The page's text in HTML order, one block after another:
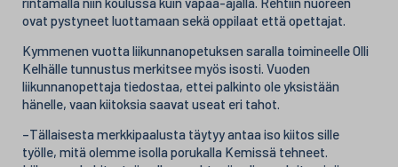
ovat pystyneet luottamaan sekä oppilaat että opettajat.
Kymmenen vuotta liikunnanopetuksen saralla toimineelle Olli
Kelhälle tunnustus merkitsee myös isosti. Vuoden
liikunnanopettaja tiedostaa, ettei palkinto ole yksistään
hänelle, vaan kiitoksia saavat useat eri tahot.
–Tällaisesta merkkipaalusta täytyy antaa iso kiitos sille
työlle, mitä olemme isolla porukalla Kemissä tehneet.